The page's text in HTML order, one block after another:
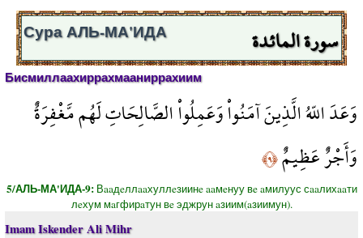
سورة المائدة Сура АЛЬ-МА'ИДА
Бисмиллаахиррахмааниррахиим
وَعَدَ اللّهُ الَّذِينَ آمَنُواْ وَعَمِلُواْ الصَّالِحَاتِ لَهُم مَّغْفِرَةٌ
وَأَجْرٌ عَظِيمٌ﴿٩﴾
5/АЛЬ-МА'ИДА-9: Вaaдeллaaхуллeзиинe aaмeнуу вe aмилуус сaaлихaaти
лeхум мaгфирaтун вe эджрун aзиим(aзиимун).
Imam Iskender Ali Mihr